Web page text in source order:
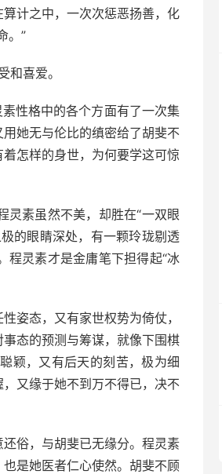
计之中，一次次惩恶扬善，化
。”
和喜爱。
性格中的各个方面有了一次集
她无与伦比的缜密给了胡斐不
怎样的身世，为何要学这可惊
灵素虽然不美，却胜在“一双眼
的眼睛深处，有一颗玲珑剔透
程灵素才是金庸笔下担得起“冰
姿态，又有家世权势为倚仗，
态的预测与筹谋，就像下围棋
颖，又有后天的刻苦，极为细
又缘于她不到万不得已，决不
俗，与胡斐已无缘分。程灵素
是她医者仁心使然。胡斐不顾